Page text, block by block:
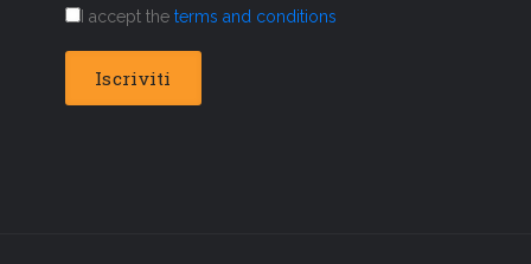
I accept the terms and conditions